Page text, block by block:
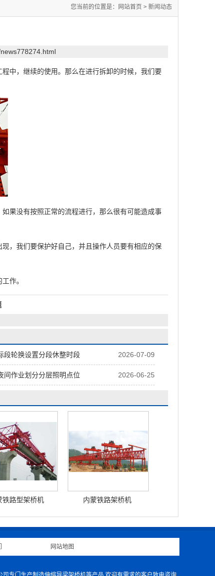
您当前的位置是： 网站首页 > 新闻动态
中，继续的使用。那么在进行拆卸的时候，我们要
果没有按照正常的流程进行，那么很有可能造成事
，我们要保护好自己，并且操作人员要有相应的保
作。
2026-07-09
段轮换设置分段休整时段
2026-06-25
间作业划分分层照明点位
铁路型架桥机 内蒙铁路架桥机
网站地图